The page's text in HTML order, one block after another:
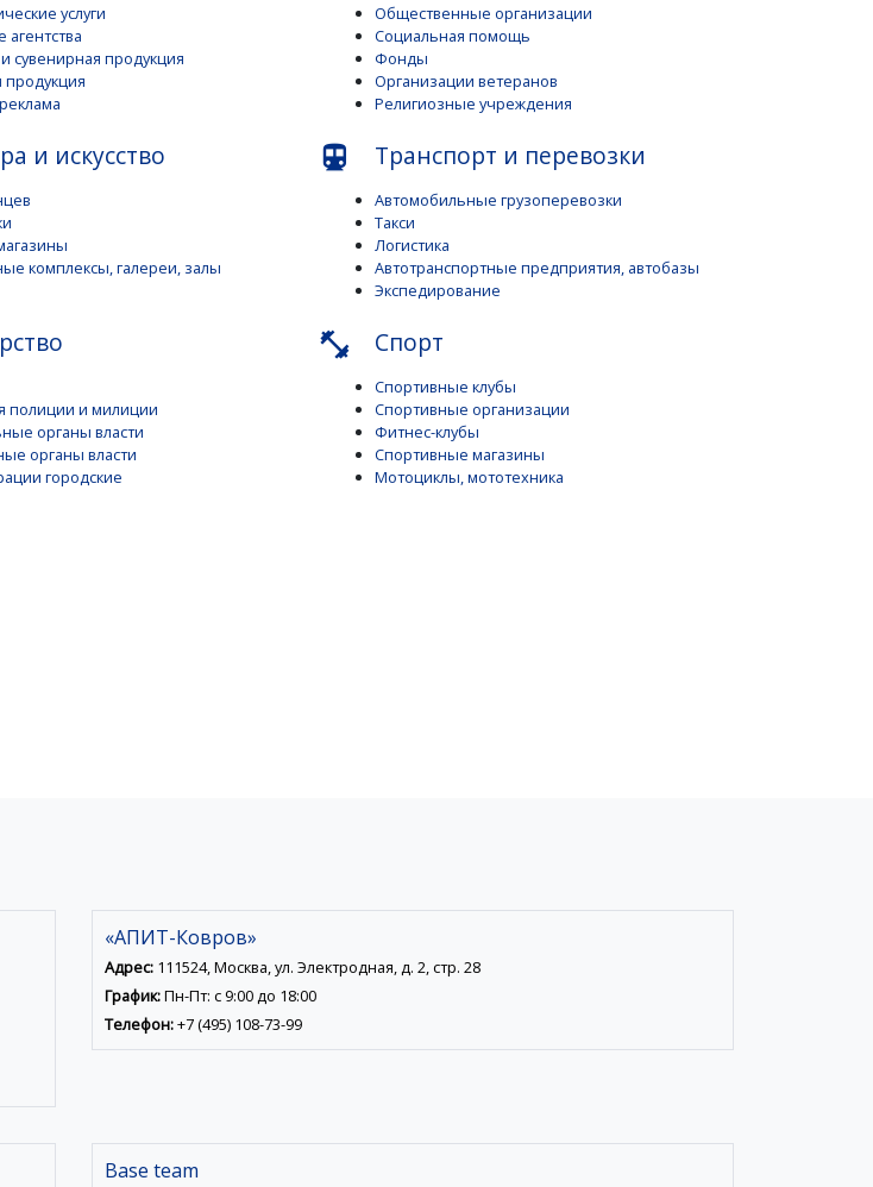
услуги
сувенирная продукция
продукция
Общественные организации
Социальная помощь
Фонды
Организации ветеранов
Религиозные учреждения
и искусство
комплексы, галереи, залы
directions_subway Транспорт и перевозки
Автомобильные грузоперевозки
Такси
Логистика
Автотранспортные предприятия, автобазы
Экспедирование
полиции и милиции
органы власти
органы власти
городские
fitness_center Спорт
Спортивные клубы
Спортивные организации
Фитнес-клубы
Спортивные магазины
Мотоциклы, мототехника
«АПИТ-Ковров»
Адрес: 111524, Москва, ул. Электродная, д. 2, стр. 28
График:Пн-Пт: с 9:00 до 18:00
Телефон:+7 (495) 108-73-99
Base team